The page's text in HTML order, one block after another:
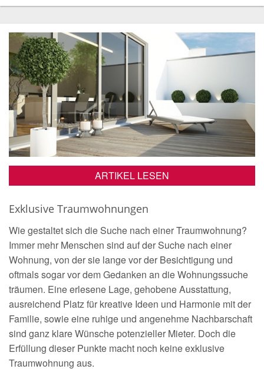
ARTIKEL LESEN
Exklusive Traumwohnungen
Wie gestaltet sich die Suche nach einer Traumwohnung?
Immer mehr Menschen sind auf der Suche nach einer
Wohnung, von der sie lange vor der Besichtigung und
oftmals sogar vor dem Gedanken an die Wohnungssuche
träumen. Eine erlesene Lage, gehobene Ausstattung,
ausreichend Platz für kreative Ideen und Harmonie mit der
Familie, sowie eine ruhige und angenehme Nachbarschaft
sind ganz klare Wünsche potenzieller Mieter. Doch die
Erfüllung dieser Punkte macht noch keine exklusive
Traumwohnung aus.